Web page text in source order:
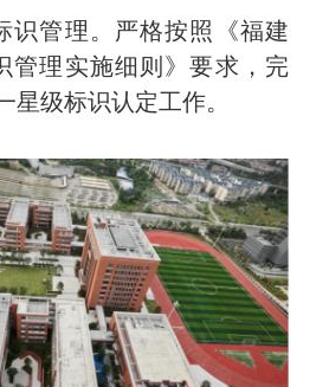
管理。严格按照《福建
管理实施细则》要求，完
星级标识认定工作。